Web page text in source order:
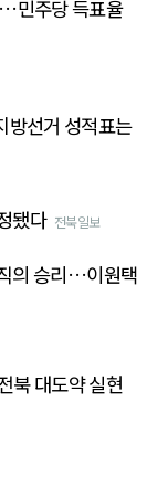
민주당 득표율
선거 성적표는
됐다 전북일보
의 승리…이원택
북 대도약 실현